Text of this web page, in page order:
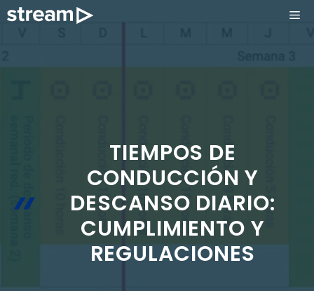
Saltar
TIEMPOS DE
CONDUCCIÓN Y
DESCANSO DIARIO:
CUMPLIMIENTO Y
REGULACIONES